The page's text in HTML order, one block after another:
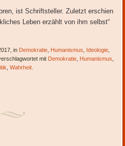
ist Schriftsteller. Zuletzt erschien
Leben erzählt von ihm selbst“
in Demokratie Humanismus Ideologie
mit Demokratie Humanismus
,Wahrheit